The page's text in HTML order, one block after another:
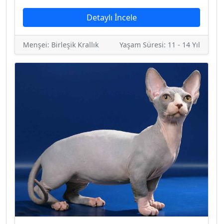
Detaylı İncele
Menşei: Birleşik Krallık Yaşam Süresi: 11 - 14 Yıl